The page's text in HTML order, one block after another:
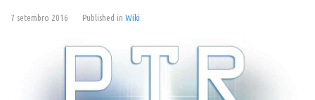
7 setembro 2016 Published in Wiki